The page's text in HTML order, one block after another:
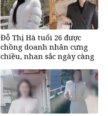
Đỗ Thị Hà tuổi 26 được
chồng doanh nhân cưng
chiều, nhan sắc ngày càng